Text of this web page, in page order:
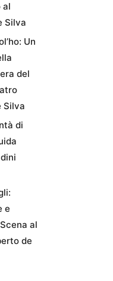
al
Silva
Un
del
Silva
di
e
al
de